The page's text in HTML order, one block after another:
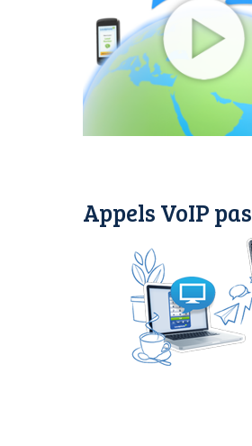
Appels VoIP